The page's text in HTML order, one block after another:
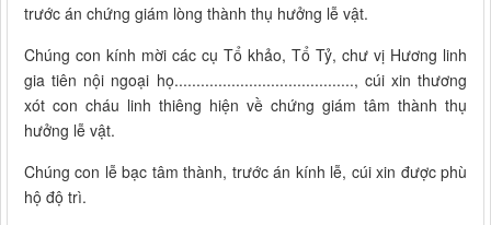
trước án chứng giám lòng thành thụ hưởng lễ vật.
Chúng con kính mời các cụ Tổ khảo, Tổ Tỷ, chư vị Hương linh
gia tiên nội ngoại họ........................................., cúi xin thương
xót con cháu linh thiêng hiện về chứng giám tâm thành thụ
hưởng lễ vật.
Chúng con lễ bạc tâm thành, trước án kính lễ, cúi xin được phù
hộ độ trì.